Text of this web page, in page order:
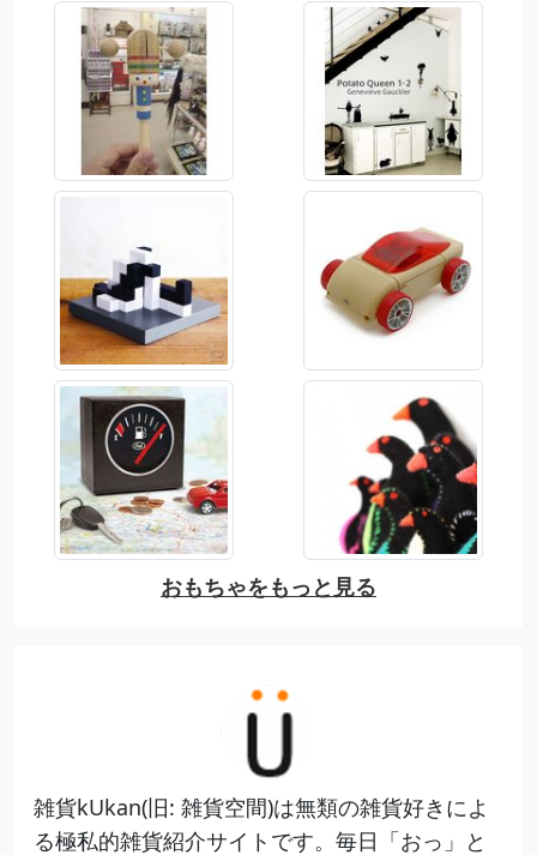
おもちゃをもっと見る
雑貨kUkan(旧: 雑貨空間)は無類の雑貨好きによ
る極私的雑貨紹介サイトです。毎日「おっ」と